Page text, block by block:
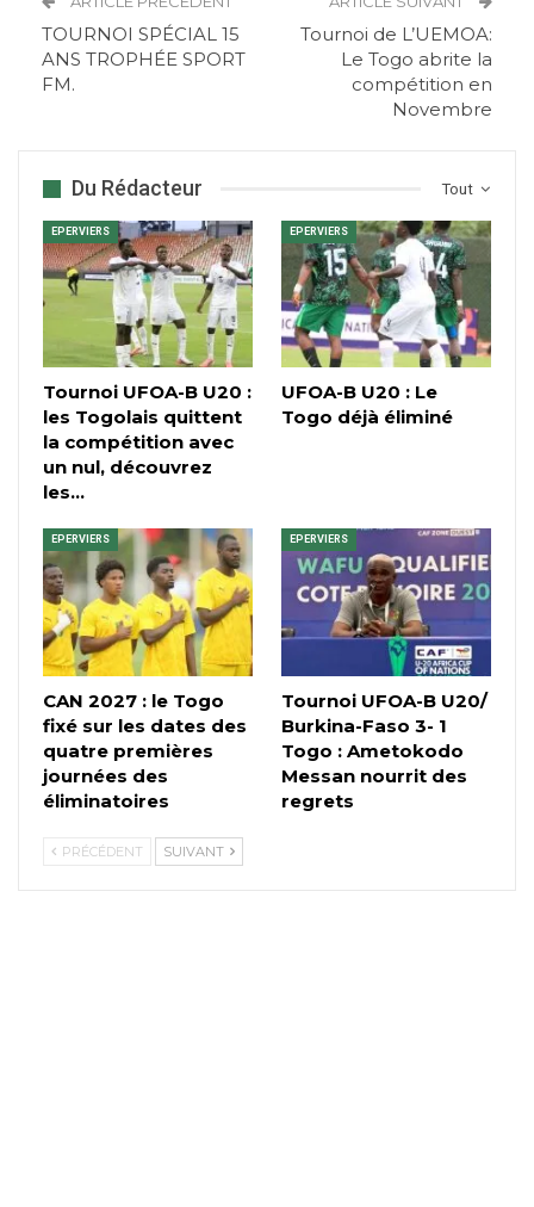
TOURNOI SPÉCIAL 15
ANS TROPHÉE SPORT
FM.
Tournoi de L’UEMOA:
Le Togo abrite la
compétition en
Novembre
Tout
Du Rédacteur
EPERVIERS
Tournoi UFOA-B U20 :
les Togolais quittent
la compétition avec
un nul, découvrez
les…
EPERVIERS
UFOA-B U20 : Le
Togo déjà éliminé
EPERVIERS
CAN 2027 : le Togo
fixé sur les dates des
quatre premières
journées des
éliminatoires
EPERVIERS
Tournoi UFOA-B U20/
Burkina-Faso 3- 1
Togo : Ametokodo
Messan nourrit des
regrets
PRÉCÉDENT SUIVANT